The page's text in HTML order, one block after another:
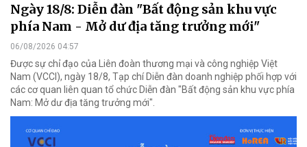
Ngày 18/8: Diễn đàn "Bất động sản khu vực
phía Nam - Mở dư địa tăng trưởng mới"
06/08/2026 04:57
Được sự chỉ đạo của Liên đoàn thương mại và công nghiệp Việt
Nam (VCCI), ngày 18/8, Tạp chí Diễn đàn doanh nghiệp phối hợp với
các cơ quan liên quan tổ chức Diễn đàn "Bất động sản khu vực phía
Nam: Mở dư địa tăng trưởng mới".